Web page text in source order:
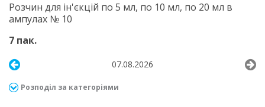
Розчин для ін'єкцій по 5 мл, по 10 мл, по 20 мл в
ампулах № 10
7 пак.
07.08.2026
Розподіл за категоріями